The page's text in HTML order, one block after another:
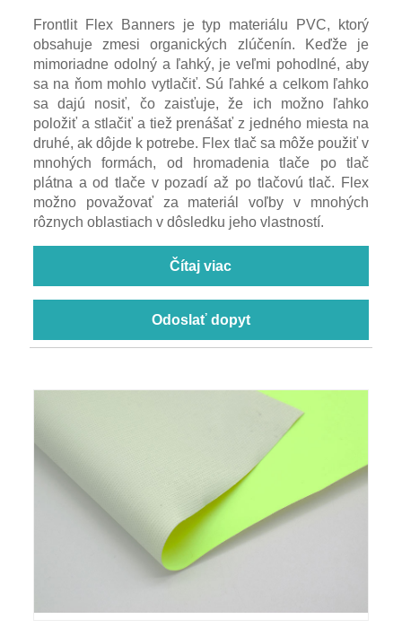
Frontlit Flex Banners je typ materiálu PVC, ktorý
obsahuje zmesi organických zlúčenín. Keďže je
mimoriadne odolný a ľahký, je veľmi pohodlné, aby
sa na ňom mohlo vytlačiť. Sú ľahké a celkom ľahko
sa dajú nosiť, čo zaisťuje, že ich možno ľahko
položiť a stlačiť a tiež prenášať z jedného miesta na
druhé, ak dôjde k potrebe. Flex tlač sa môže použiť v
mnohých formách, od hromadenia tlače po tlač
plátna a od tlače v pozadí až po tlačovú tlač. Flex
možno považovať za materiál voľby v mnohých
rôznych oblastiach v dôsledku jeho vlastností.
Čítaj viac
Odoslať dopyt